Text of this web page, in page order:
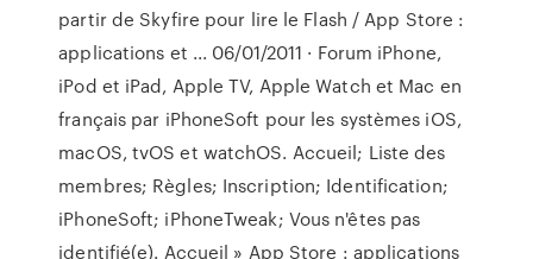
partir de Skyfire pour lire le Flash / App Store :
applications et ... 06/01/2011 · Forum iPhone,
iPod et iPad, Apple TV, Apple Watch et Mac en
français par iPhoneSoft pour les systèmes iOS,
macOS, tvOS et watchOS. Accueil; Liste des
membres; Règles; Inscription; Identification;
iPhoneSoft; iPhoneTweak; Vous n'êtes pas
identifié(e). Accueil » App Store : applications